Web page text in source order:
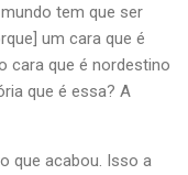
tem que ser
um cara que é
cara que é nordestino
que é essa? A
que acabou. Isso a